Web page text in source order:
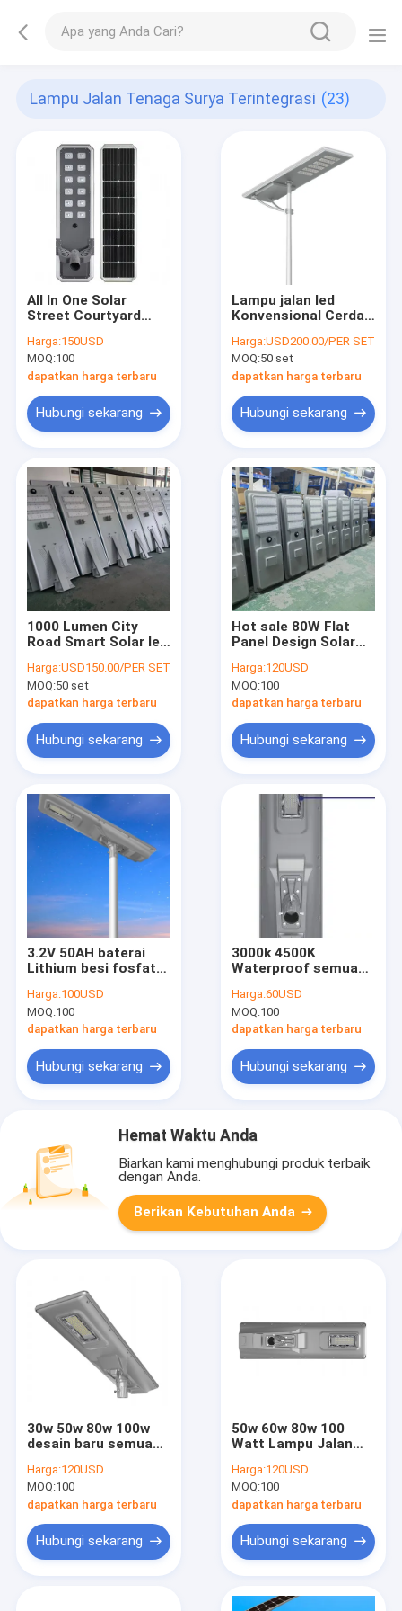
Lampu Jalan Tenaga Surya Terintegrasi (23)
All In One Solar
Street Courtyard
150w
Harga:150USD
MOQ:100
dapatkan harga terbaru
Hubungi sekarang
Lampu jalan led
Konvensional Cerdas
Dengan Tiang 15-
40W
Harga:USD200.00/PER SET
MOQ:50 set
dapatkan harga terbaru
Hubungi sekarang
1000 Lumen City
Road Smart Solar led
50W 80 Watt 120
Watt 150 Watt
Harga:USD150.00/PER SET
MOQ:50 set
dapatkan harga terbaru
Hubungi sekarang
Hot sale 80W Flat
Panel Design Solar
led Street Light With
Switch Control
Harga:120USD
MOQ:100
dapatkan harga terbaru
Hubungi sekarang
3.2V 50AH baterai
Lithium besi fosfat
dipimpin Lampu Jalan
50w 60w 80w 100w
120w
Harga:100USD
MOQ:100
dapatkan harga terbaru
Hubungi sekarang
3000k 4500K
Waterproof semua
Jalan LED bertenaga
surya 150 Watt 30w
60w 80w 120w
Harga:60USD
MOQ:100
dapatkan harga terbaru
Hubungi sekarang
Hemat Waktu Anda
Biarkan kami menghubungi produk terbaik
dengan Anda.
Berikan Kebutuhan Anda
30w 50w 80w 100w
desain baru semua
Street Light dari
pemasok band
cousertech china
Harga:120USD
MOQ:100
dapatkan harga terbaru
Hubungi sekarang
50w 60w 80w 100
Watt Lampu Jalan
Terpadu Untuk
Rumah semua dalam
satu Lampu Terpadu
Surya Led 135lm / w
Harga:120USD
MOQ:100
dapatkan harga terbaru
Hubungi sekarang